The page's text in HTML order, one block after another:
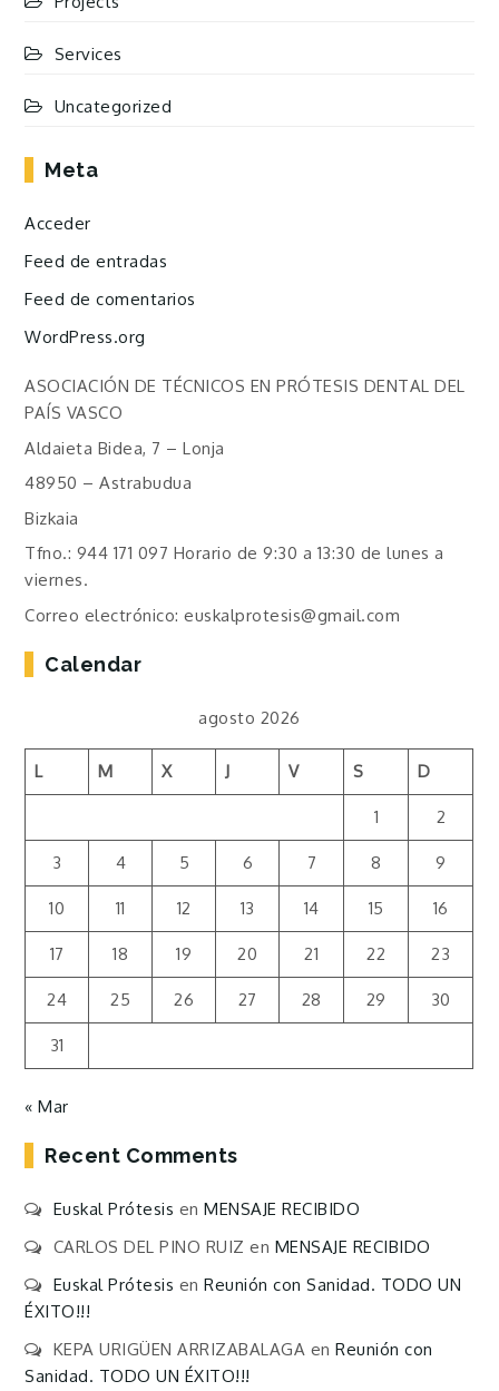
Services
Uncategorized
Meta
Acceder
Feed de entradas
Feed de comentarios
WordPress.org
ASOCIACIÓN DE TÉCNICOS EN PRÓTESIS DENTAL DEL
PAÍS VASCO
Aldaieta Bidea, 7 – Lonja
48950 – Astrabudua
Bizkaia
Tfno.: 944 171 097 Horario de 9:30 a 13:30 de lunes a
viernes.
Correo electrónico: euskalprotesis@gmail.com
Calendar
agosto 2026
L M X J V S D
1 2
3 4 5 6 7 8 9
10 11 12 13 14 15 16
17 18 19 20 21 22 23
24 25 26 27 28 29 30
31
« Mar
Recent Comments
Euskal Prótesis enMENSAJE RECIBIDO
CARLOS DEL PINO RUIZ en MENSAJE RECIBIDO
Euskal Prótesis enReunión con Sanidad. TODO UN
ÉXITO!!!
KEPA URIGÜEN ARRIZABALAGA enReunión con
Sanidad. TODO UN ÉXITO!!!